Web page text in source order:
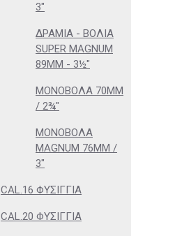
3"
ΔΡΆΜΙΑ - ΒΌΛΙΑ
SUPER MAGNUM
89MM - 3½"
ΜΟΝΌΒΟΛΑ 70MM
/ 2¾"
ΜΟΝΌΒΟΛΑ
MAGNUM 76MM /
3"
CAL.16 ΦΥΣΊΓΓΙΑ
CAL.20 ΦΥΣΊΓΓΙΑ